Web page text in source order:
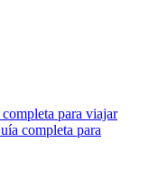
para viajar
completa para